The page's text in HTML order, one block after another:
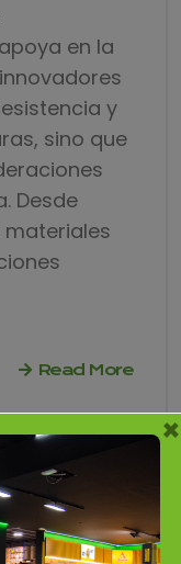
en la
y
sino que
Desde
Read More
×